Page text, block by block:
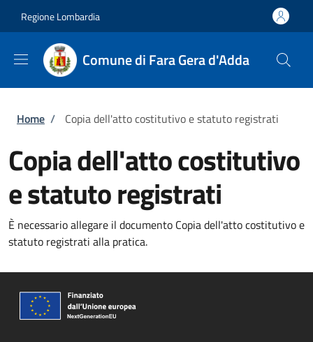
Regione Lombardia
Comune di Fara Gera d'Adda
Briciole di pane
Home / Copia dell'atto costitutivo e statuto registrati
Copia dell'atto costitutivo
e statuto registrati
È necessario allegare il documento Copia dell'atto costitutivo e
statuto registrati alla pratica.